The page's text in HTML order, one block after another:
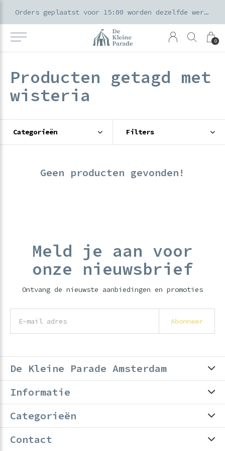
0
Orders geplaatst voor 15:00 worden dezelfde werkdag verzonden
Producten getagd met
wisteria
Categorieën Filters
Geen producten gevonden!
Meld je aan voor
onze nieuwsbrief
Ontvang de nieuwste aanbiedingen en promoties
Abonneer
De Kleine Parade Amsterdam
Informatie
Categorieën
Contact